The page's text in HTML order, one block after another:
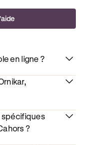
en ligne ?
spécifiques
?